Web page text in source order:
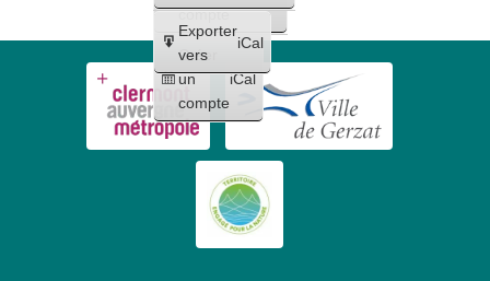
compte
Créer
un
compte
iCal
Exporter
vers
iCal